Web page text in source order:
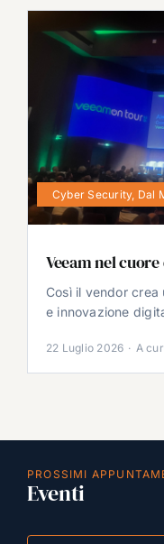
Cyber Security, Dal
Veeam nel cuore
Così il vendor
e innovazione
22 Luglio 2026 · A
PROSSIMI
Eventi